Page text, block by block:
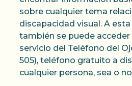
sobre cualquier tema
discapacidad visual. A
también se puede acceder
servicio del Teléfono del
505), teléfono gratuito a
cualquier persona, sea o